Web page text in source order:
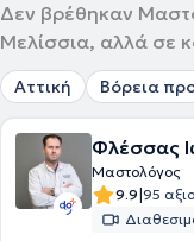
Δεν βρέθηκαν
Μελίσσια, αλλά σε
Αττική Βόρεια
Φλέσσας
Μαστολόγος
9.9|95